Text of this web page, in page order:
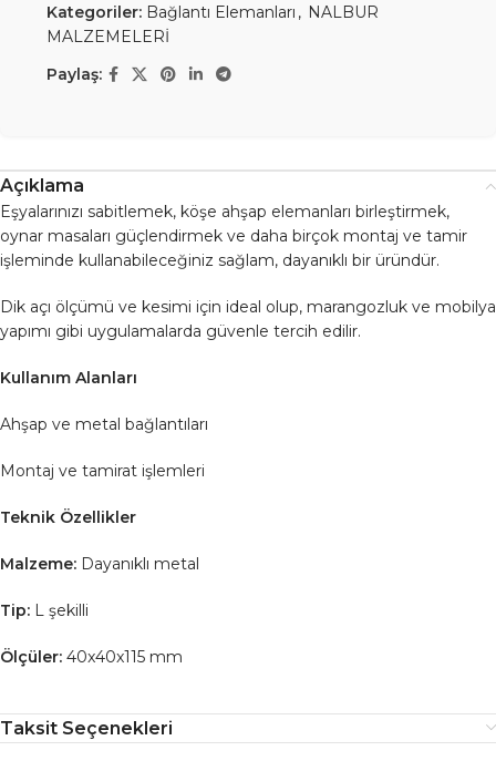
Kategoriler: Bağlantı Elemanları , NALBUR
MALZEMELERİ
Paylaş:
Açıklama
Eşyalarınızı sabitlemek, köşe ahşap elemanları birleştirmek,
oynar masaları güçlendirmek ve daha birçok montaj ve tamir
işleminde kullanabileceğiniz sağlam, dayanıklı bir üründür.
Dik açı ölçümü ve kesimi için ideal olup, marangozluk ve mobilya
yapımı gibi uygulamalarda güvenle tercih edilir.
Kullanım Alanları
Ahşap ve metal bağlantıları
Montaj ve tamirat işlemleri
Teknik Özellikler
Malzeme: Dayanıklı metal
Tip: L şekilli
Ölçüler: 40x40x115 mm
Taksit Seçenekleri